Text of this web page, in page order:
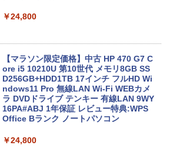
￥24,800
【マラソン限定価格】中古 HP 470 G7 C
ore i5 10210U 第10世代 メモリ8GB SS
D256GB+HDD1TB 17インチ フルHD Wi
ndows11 Pro 無線LAN Wi-Fi WEBカメ
ラ DVDドライブ テンキー 有線LAN 9WY
16PA#ABJ 1年保証 レビュー特典:WPS
Office Bランク ノートパソコン
￥24,800